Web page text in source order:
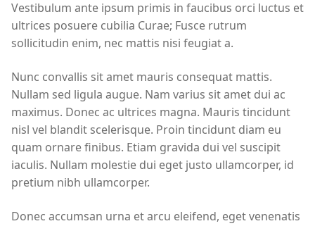
Vestibulum ante ipsum primis in faucibus orci luctus et
ultrices posuere cubilia Curae; Fusce rutrum
sollicitudin enim, nec mattis nisi feugiat a.
Nunc convallis sit amet mauris consequat mattis.
Nullam sed ligula augue. Nam varius sit amet dui ac
maximus. Donec ac ultrices magna. Mauris tincidunt
nisl vel blandit scelerisque. Proin tincidunt diam eu
quam ornare finibus. Etiam gravida dui vel suscipit
iaculis. Nullam molestie dui eget justo ullamcorper, id
pretium nibh ullamcorper.
Donec accumsan urna et arcu eleifend, eget venenatis